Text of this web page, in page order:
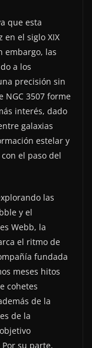
que esta
en el siglo XIX
embargo, las
a los
precisión sin
NGC 3507 forme
interés, dado
galaxias
estelar y
el paso del
las
y el
Webb, la
el ritmo de
fundada
meses hitos
cohetes
de la
de la
su parte,